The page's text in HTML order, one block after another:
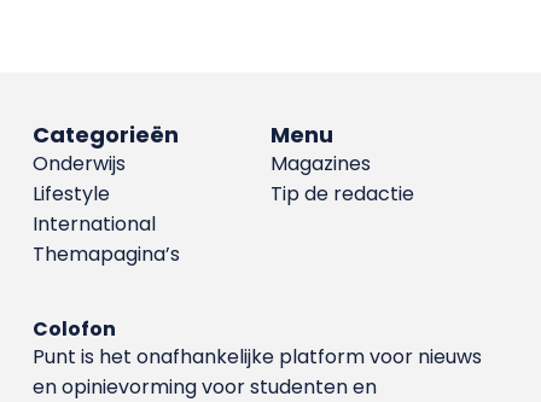
Menu
Magazines
Tip de redactie
Categorieën
Onderwijs
Lifestyle
International
Themapagina’s
Colofon
Punt is het onafhankelijke platform voor nieuws
en opinievorming voor studenten en